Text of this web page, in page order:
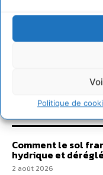
Politique de
Comment le sol
hydrique et
2 août 2026